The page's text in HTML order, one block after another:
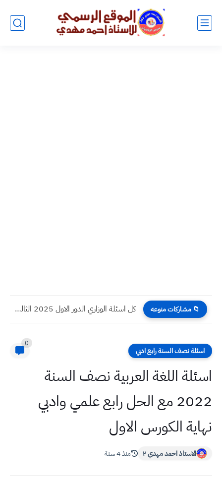
📁 مشاركات منوعه كل اسئلة الوزاري الدور الاول 2025 الثالث المتوسط جميع المواد
اسئلة نصف السنة رابع ادبي
0
اسئلة اللغة العربية نصف السنة
2022 مع الحل رابع علمي وادبي
نهاية الكورس الاول
الاستاذ احمد مهدي ٢ منذ 4 سنة